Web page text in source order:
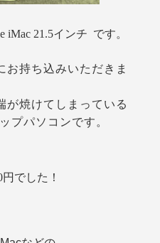
iMac 21.5インチ です。
お持ち込みいただきま
が焼けてしまっている
プパソコンです。
でした！